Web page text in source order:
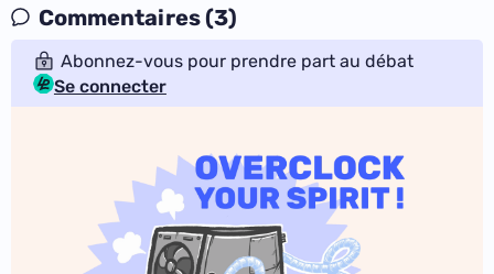
Commentaires (3)
Abonnez-vous pour prendre part au débat
Se connecter